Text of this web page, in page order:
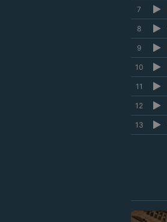
7
8
9
10
11
12
13